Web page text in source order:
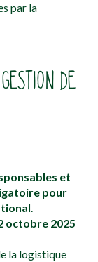
par la
DE
et
pour
.
octobre 2025
la logistique